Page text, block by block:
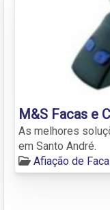
M&S Facas e
As melhores
em Santo André.
Afiação de